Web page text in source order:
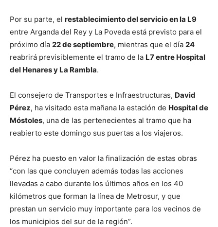
Por su parte, el restablecimiento del servicio en la L9
entre Arganda del Rey y La Poveda está previsto para el
próximo día 22 de septiembre, mientras que el día 24
reabrirá previsiblemente el tramo de la L7 entre Hospital
del Henares y La Rambla.
El consejero de Transportes e Infraestructuras, David
Pérez, ha visitado esta mañana la estación de Hospital de
Móstoles, una de las pertenecientes al tramo que ha
reabierto este domingo sus puertas a los viajeros.
Pérez ha puesto en valor la finalización de estas obras
“con las que concluyen además todas las acciones
llevadas a cabo durante los últimos años en los 40
kilómetros que forman la línea de Metrosur, y que
prestan un servicio muy importante para los vecinos de
los municipios del sur de la región”.